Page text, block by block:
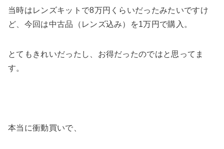
当時はレンズキットで8万円くらいだったみたいですけ
ど、今回は中古品（レンズ込み）を1万円で購入。
とてもきれいだったし、お得だったのではと思ってま
す。
本当に衝動買いで、